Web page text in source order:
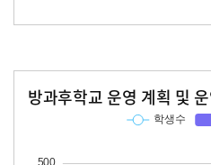
방과후학교 운영 계획 및